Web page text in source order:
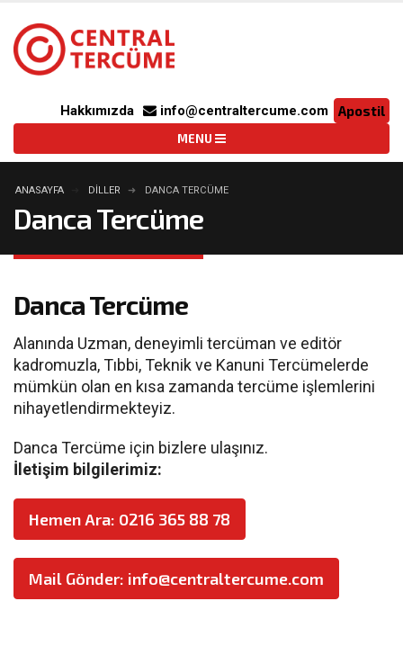
Hakkımızda info@centraltercume.com Apostil
ANASAYFA DILLER DANCA TERCÜME
Danca Tercüme
Danca Tercüme
Alanında Uzman, deneyimli tercüman ve editör
kadromuzla, Tıbbi, Teknik ve Kanuni Tercümelerde
mümkün olan en kısa zamanda tercüme işlemlerini
nihayetlendirmekteyiz.
Danca Tercüme için bizlere ulaşınız.
İletişim bilgilerimiz:
Hemen Ara: 0216 365 88 78
Mail Gönder: info@centraltercume.com